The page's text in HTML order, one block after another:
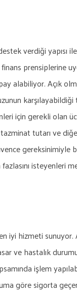
verdiği yapısı
prensiplerine
alabiliyor. Açık
için gerekli olan
tutarı ve
isteyenleri
iyi hizmeti
ve hastalık
işlem
göre sigorta